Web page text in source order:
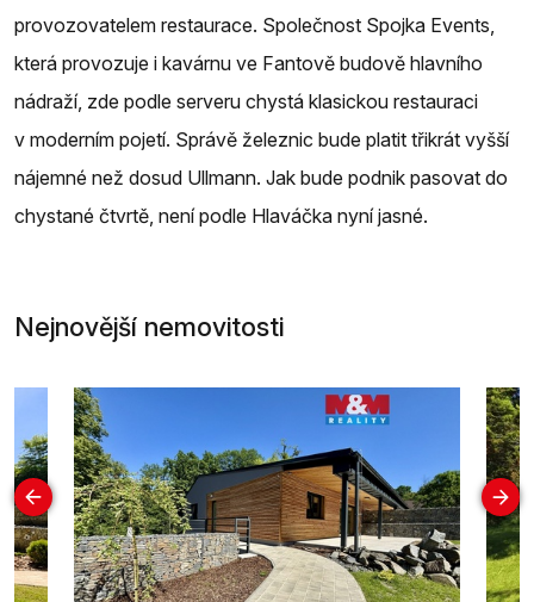
provozovatelem restaurace. Společnost Spojka Events,
která provozuje i kavárnu ve Fantově budově hlavního
nádraží, zde podle serveru chystá klasickou restauraci
v moderním pojetí. Správě železnic bude platit třikrát vyšší
nájemné než dosud Ullmann. Jak bude podnik pasovat do
chystané čtvrtě, není podle Hlaváčka nyní jasné.
Nejnovější nemovitosti